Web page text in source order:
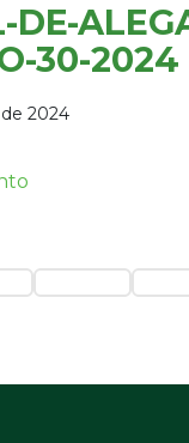
DE-
30-2024
2024